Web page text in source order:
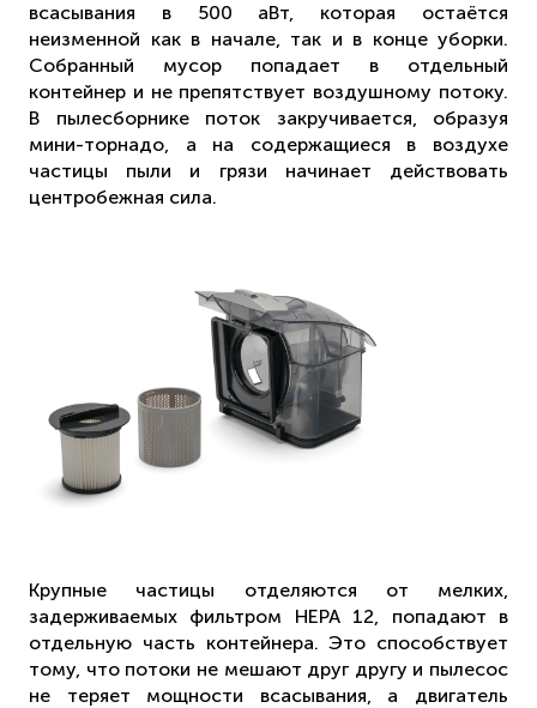
всасывания в 500 аВт, которая остаётся
неизменной как в начале, так и в конце уборки.
Собранный мусор попадает в отдельный
контейнер и не препятствует воздушному потоку.
В пылесборнике поток закручивается, образуя
мини-торнадо, а на содержащиеся в воздухе
частицы пыли и грязи начинает действовать
центробежная сила.
Крупные частицы отделяются от мелких,
задерживаемых фильтром НЕРА 12, попадают в
отдельную часть контейнера. Это способствует
тому, что потоки не мешают друг другу и пылесос
не теряет мощности всасывания, а двигатель